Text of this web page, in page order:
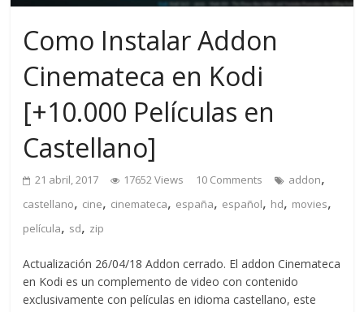
Como Instalar Addon
Cinemateca en Kodi
[+10.000 Películas en
Castellano]
21 abril, 2017 17652 Views 10 Comments addon,
castellano, cine, cinemateca, españa, español, hd, movies,
película, sd, zip
Actualización 26/04/18 Addon cerrado. El addon Cinemateca
en Kodi es un complemento de video con contenido
exclusivamente con películas en idioma castellano, este